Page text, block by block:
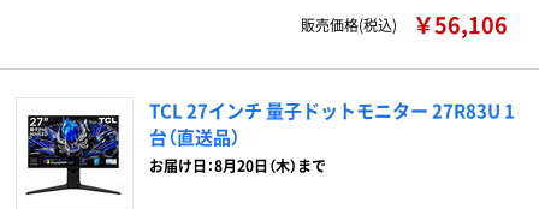
販売価格(税込)
￥56,106
TCL 27インチ 量子ドットモニター 27R83U 1
台（直送品）
お届け日：8月20日（木）まで